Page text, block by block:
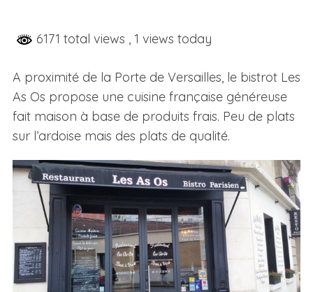
6171 total views , 1 views today
A proximité de la Porte de Versailles, le bistrot Les
As Os propose une cuisine française généreuse
fait maison à base de produits frais. Peu de plats
sur l’ardoise mais des plats de qualité.